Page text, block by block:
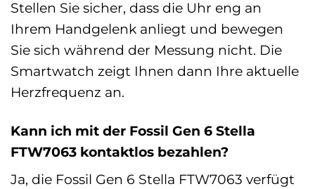
Stellen Sie sicher, dass die Uhr eng an
Ihrem Handgelenk anliegt und bewegen
Sie sich während der Messung nicht. Die
Smartwatch zeigt Ihnen dann Ihre aktuelle
Herzfrequenz an.
Kann ich mit der Fossil Gen 6 Stella
FTW7063 kontaktlos bezahlen?
Ja, die Fossil Gen 6 Stella FTW7063 verfügt